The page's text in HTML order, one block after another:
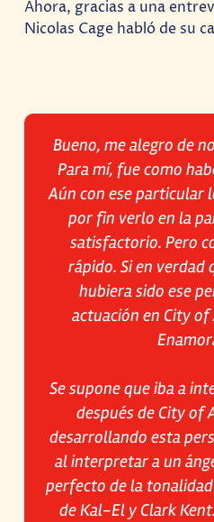
Ahora, gracias a una
Nicolas Cage habló de su
Bueno, me alegro de
Para mí, fue como
Aún con ese particular
por fin verlo en la
satisfactorio. Pero
rápido. Si en verdad
hubiera sido ese
actuación en City of
Se supone que iba a
después de City of
desarrollando esta
al interpretar a un
perfecto de la
de Kal-El y Clark